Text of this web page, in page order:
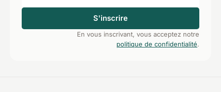
S'inscrire
En vous inscrivant, vous acceptez notre
politique de confidentialité.